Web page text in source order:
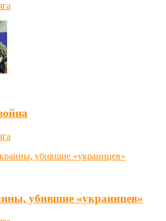
убившие «украинцев»